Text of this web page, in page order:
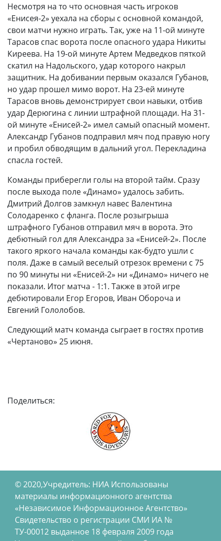
Несмотря на то что основная часть игроков
«Енисея-2» уехала на сборы с основной командой,
свои матчи нужно играть. Так, уже на 11-ой минуте
Тарасов спас ворота после опасного удара Никиты
Киреева. На 19-ой минуте Артем Медведков пяткой
скатил на Надольского, удар которого накрыл
защитник. На добивании первым оказался Губанов,
но удар прошел мимо ворот. На 23-ей минуте
Тарасов вновь демонстрирует свои навыки, отбив
удар Дерюгина с линии штрафной площади. На 31-
ой минуте «Енисей-2» имел самый опасный момент.
Александр Губанов подправил мяч под правую ногу
и пробил обводящим в дальний угол. Перекладина
спасла гостей.
Команды приберегли голы на второй тайм. Сразу
после выхода поле «Динамо» удалось забить.
Дмитрий Долгов замкнул навес Валентина
Солодаренко с фланга. После розыгрыша
штрафного Губанов отправил мяч в ворота. Это
дебютный гол для Александра за «Енисей-2». После
такого яркого начала команды как-будто ушли с
поля. Даже в самый веселый отрезок времени с 75
по 90 минуты ни «Енисей-2» ни «Динамо» ничего не
показали. Итог матча - 1:1. Также в этой игре
дебютировали Егор Егоров, Иван Обороча и
Евгений Гололобов.
Следующий матч команда сыграет в гостях против
«Чертаново» 25 июня.
Поделиться:
© 2020,Учредитель: НИА Использованы
материалы информационного агентства
«Независимое Информационное Агентство»
Свидетельство о регистрации СМИ ИА №
ТУ-00012 выданное 18 февраля 2009 года